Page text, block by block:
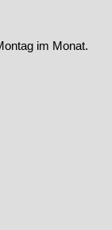
im Monat.